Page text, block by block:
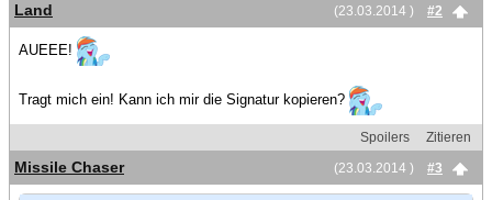
(23.03.2014 )
#2
Land
AUEEE!
Tragt mich ein! Kann ich mir die Signatur kopieren?
Spoilers
Zitieren
(23.03.2014 )
#3
Missile Chaser